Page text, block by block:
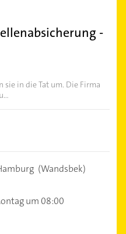
-
sie in die Tat um. Die Firma
(Wandsbek)
um 08:00